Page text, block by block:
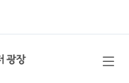
메뉴 열기